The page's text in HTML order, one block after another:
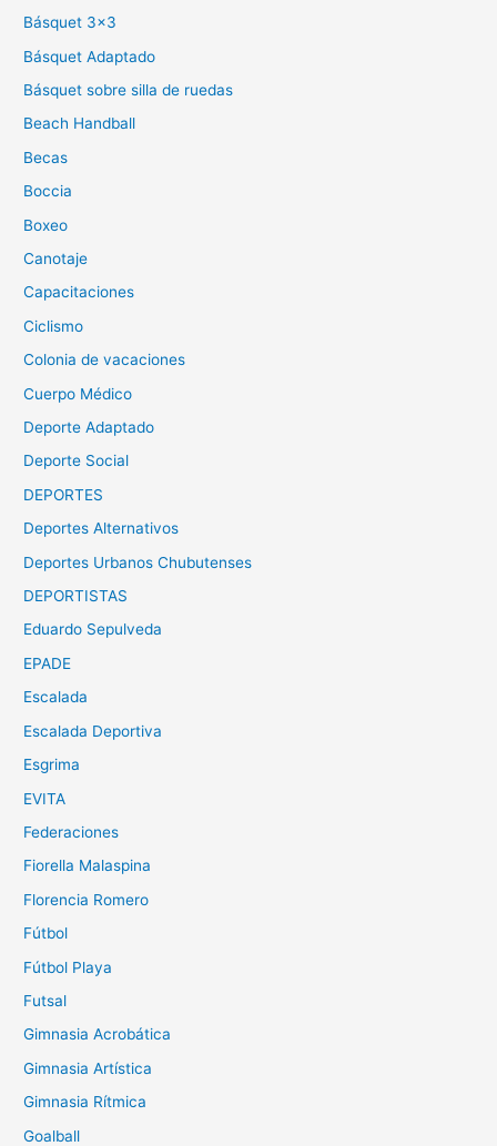
Básquet 3×3
Básquet Adaptado
Básquet sobre silla de ruedas
Beach Handball
Becas
Boccia
Boxeo
Canotaje
Capacitaciones
Ciclismo
Colonia de vacaciones
Cuerpo Médico
Deporte Adaptado
Deporte Social
DEPORTES
Deportes Alternativos
Deportes Urbanos Chubutenses
DEPORTISTAS
Eduardo Sepulveda
EPADE
Escalada
Escalada Deportiva
Esgrima
EVITA
Federaciones
Fiorella Malaspina
Florencia Romero
Fútbol
Fútbol Playa
Futsal
Gimnasia Acrobática
Gimnasia Artística
Gimnasia Rítmica
Goalball